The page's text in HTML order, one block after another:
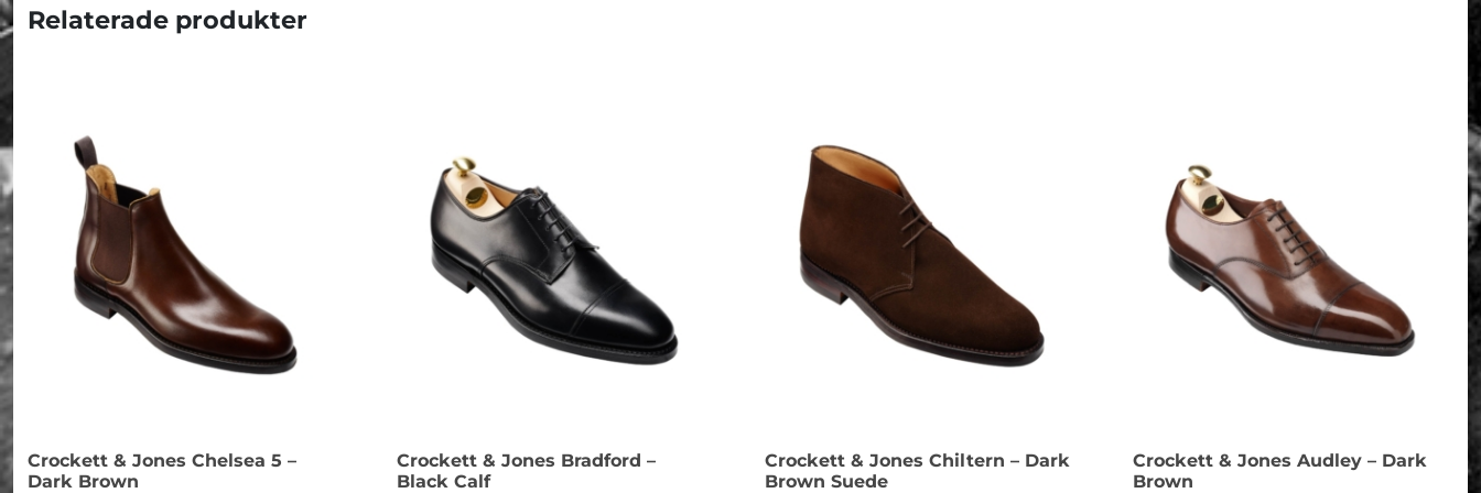
Relaterade produkter
Crockett & Jones Chelsea 5 –
Dark Brown
Crockett & Jones Bradford –
Black Calf
Crockett & Jones Chiltern – Dark
Brown Suede
Crockett & Jones Audley – Dark
Brown